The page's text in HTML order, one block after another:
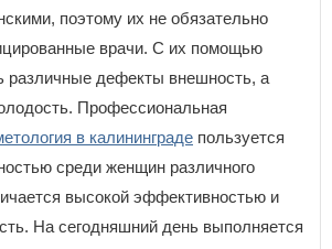
поэтому их не обязательно
врачи. С их помощью
различные дефекты внешность, а
Профессиональная
в калининграде пользуется
среди женщин различного
высокой эффективностью и
На сегодняшний день выполняется